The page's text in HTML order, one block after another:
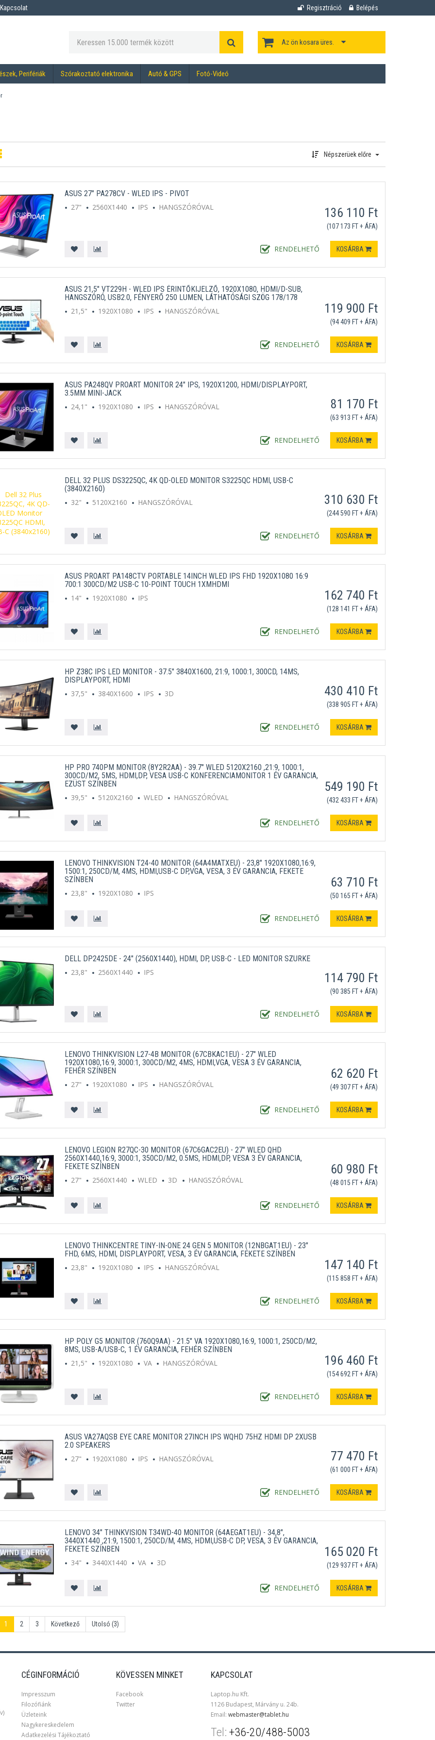
Kapcsolat Regisztráció Belépés
Az ön kosara üres.
Perifériák Szórakoztató elektronika Autó & GPS Fotó-Videó
Népszerüek előre
ASUS 27" PA278CV - WLED IPS - PIVOT
27"
2560X1440 IPS HANGSZÓRÓVAL
RENDELHETŐ
136 110 Ft
(107 173 FT + ÁFA)
KOSÁRBA
ASUS 21,5" VT229H - WLED IPS ÉRINTŐKIJELZŐ, 1920X1080, HDMI/D-SUB,
HANGSZÓRÓ, USB2.0, FÉNYERŐ 250 LUMEN, LÁTHATÓSÁGI SZÖG 178/178
21,5"
1920X1080 IPS HANGSZÓRÓVAL
RENDELHETŐ
119 900 Ft
(94 409 FT + ÁFA)
KOSÁRBA
ASUS PA248QV PROART MONITOR 24" IPS, 1920X1200, HDMI/DISPLAYPORT,
3.5MM MINI-JACK
24,1"
1920X1080 IPS HANGSZÓRÓVAL
RENDELHETŐ
81 170 Ft
(63 913 FT + ÁFA)
KOSÁRBA
DELL 32 PLUS DS3225QC, 4K QD-OLED MONITOR S3225QC HDMI, USB-C
(3840X2160)
32"
5120X2160 HANGSZÓRÓVAL
RENDELHETŐ
310 630 Ft
(244 590 FT + ÁFA)
KOSÁRBA
ASUS PROART PA148CTV PORTABLE 14INCH WLED IPS FHD 1920X1080 16:9
700:1 300CD/M2 USB-C 10-POINT TOUCH 1XMHDMI
14"
1920X1080 IPS
RENDELHETŐ
162 740 Ft
(128 141 FT + ÁFA)
KOSÁRBA
HP Z38C IPS LED MONITOR - 37.5" 3840X1600, 21:9, 1000:1, 300CD, 14MS,
DISPLAYPORT, HDMI
37,5"
3840X1600 IPS 3D
RENDELHETŐ
430 410 Ft
(338 905 FT + ÁFA)
KOSÁRBA
HP PRO 740PM MONITOR (8Y2R2AA) - 39.7" WLED 5120X2160 ,21:9, 1000:1,
300CD/M2, 5MS, HDMI,DP, VESA USB-C KONFERENCIAMONITOR 1 ÉV GARANCIA,
EZÜST SZÍNBEN
39,5"
5120X2160 WLED HANGSZÓRÓVAL
RENDELHETŐ
549 190 Ft
(432 433 FT + ÁFA)
KOSÁRBA
LENOVO THINKVISION T24-40 MONITOR (64A4MATXEU) - 23,8" 1920X1080,16:9,
1500:1, 250CD/M, 4MS, HDMI,USB-C DP,VGA, VESA, 3 ÉV GARANCIA, FEKETE
SZÍNBEN
23,8"
1920X1080 IPS
RENDELHETŐ
63 710 Ft
(50 165 FT + ÁFA)
KOSÁRBA
DELL DP2425DE - 24" (2560X1440), HDMI, DP, USB-C - LED MONITOR SZÜRKE
23,8"
2560X1440 IPS
RENDELHETŐ
114 790 Ft
(90 385 FT + ÁFA)
KOSÁRBA
LENOVO THINKVISION L27-4B MONITOR (67CBKAC1EU) - 27" WLED
1920X1080,16:9, 3000:1, 300CD/M2, 4MS, HDMI,VGA, VESA 3 ÉV GARANCIA,
FEHÉR SZÍNBEN
27"
1920X1080 IPS HANGSZÓRÓVAL
RENDELHETŐ
62 620 Ft
(49 307 FT + ÁFA)
KOSÁRBA
LENOVO LEGION R27QC-30 MONITOR (67C6GAC2EU) - 27" WLED QHD
2560X1440,16:9, 3000:1, 350CD/M2, 0.5MS, HDMI,DP, VESA 3 ÉV GARANCIA,
FEKETE SZÍNBEN
27"
2560X1440 WLED 3D HANGSZÓRÓVAL
RENDELHETŐ
60 980 Ft
(48 015 FT + ÁFA)
KOSÁRBA
LENOVO THINKCENTRE TINY-IN-ONE 24 GEN 5 MONITOR (12NBGAT1EU) - 23"
FHD, 6MS, HDMI, DISPLAYPORT, VESA, 3 ÉV GARANCIA, FEKETE SZÍNBEN
23,8"
1920X1080 IPS HANGSZÓRÓVAL
RENDELHETŐ
147 140 Ft
(115 858 FT + ÁFA)
KOSÁRBA
HP POLY G5 MONITOR (760Q9AA) - 21.5" VA 1920X1080,16:9, 1000:1, 250CD/M2,
8MS, USB-A/USB-C, 1 ÉV GARANCIA, FEHÉR SZÍNBEN
21,5"
1920X1080 VA HANGSZÓRÓVAL
RENDELHETŐ
196 460 Ft
(154 692 FT + ÁFA)
KOSÁRBA
ASUS VA27AQSB EYE CARE MONITOR 27INCH IPS WQHD 75HZ HDMI DP 2XUSB
2.0 SPEAKERS
27"
1920X1080 IPS HANGSZÓRÓVAL
RENDELHETŐ
77 470 Ft
(61 000 FT + ÁFA)
KOSÁRBA
LENOVO 34" THINKVISION T34WD-40 MONITOR (64AEGAT1EU) - 34,8",
3440X1440 ,21:9, 1500:1, 250CD/M, 4MS, HDMI,USB-C DP, VESA, 3 ÉV GARANCIA,
FEKETE SZÍNBEN
34"
3440X1440 VA 3D
RENDELHETŐ
165 020 Ft
(129 937 FT + ÁFA)
KOSÁRBA
1 2 3 Következő Utolsó (3)
CÉGINFORMÁCIÓ
Impresszum
Filozófiánk
Üzleteink
Nagykereskedelem
Adatkezelési Tájékoztató
KÖVESSEN MINKET
Facebook
Twitter
KAPCSOLAT
Laptop.hu Kft.
1126 Budapest, Márvány u. 24b.
Email: webmaster@tablet.hu
Tel: +36-20/488-5003